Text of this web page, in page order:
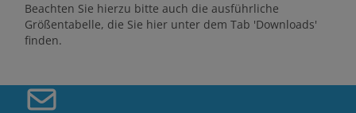
Beachten Sie hierzu bitte auch die ausführliche
Größentabelle, die Sie hier unter dem Tab 'Downloads'
finden.